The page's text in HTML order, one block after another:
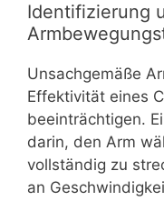
Identifizierung
Unsachgemäße
Effektivität eines
beeinträchtigen.
darin, den Arm
vollständig zu
an